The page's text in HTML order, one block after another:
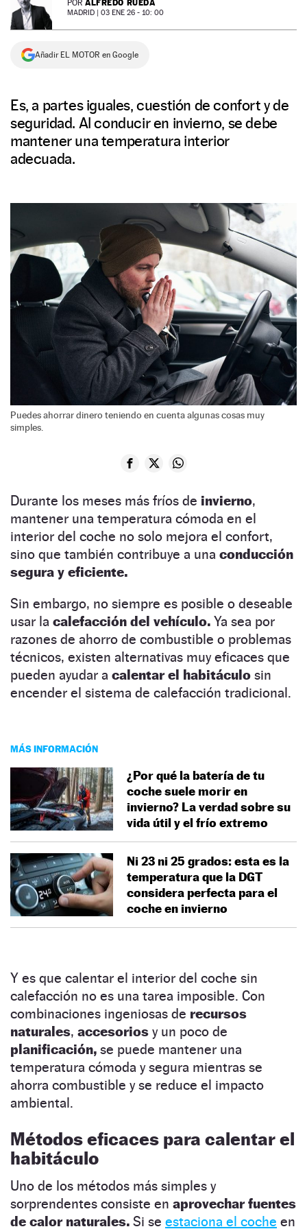
NEWSLETTER
SÍGUENOS
POR ALFREDO RUEDA
MADRID | 03 ENE 26 - 10: 00
Añadir EL MOTOR en Google
Es, a partes iguales, cuestión de confort y de
seguridad. Al conducir en invierno, se debe
mantener una temperatura interior
adecuada.
Puedes ahorrar dinero teniendo en cuenta algunas cosas muy
simples.
Durante los meses más fríos de invierno,
mantener una temperatura cómoda en el
interior del coche no solo mejora el confort,
sino que también contribuye a una conducción
segura y eficiente.
Sin embargo, no siempre es posible o deseable
usar la calefacción del vehículo. Ya sea por
razones de ahorro de combustible o problemas
técnicos, existen alternativas muy eficaces que
pueden ayudar a calentar el habitáculo sin
encender el sistema de calefacción tradicional.
MÁS INFORMACIÓN
¿Por qué la batería de tu
coche suele morir en
invierno? La verdad sobre su
vida útil y el frío extremo
Ni 23 ni 25 grados: esta es la
temperatura que la DGT
considera perfecta para el
coche en invierno
Y es que calentar el interior del coche sin
calefacción no es una tarea imposible. Con
combinaciones ingeniosas de recursos
naturales, accesorios y un poco de
planificación, se puede mantener una
temperatura cómoda y segura mientras se
ahorra combustible y se reduce el impacto
ambiental.
Métodos eficaces para calentar el
habitáculo
Uno de los métodos más simples y
sorprendentes consiste en aprovechar fuentes
de calor naturales. Si se estaciona el coche en